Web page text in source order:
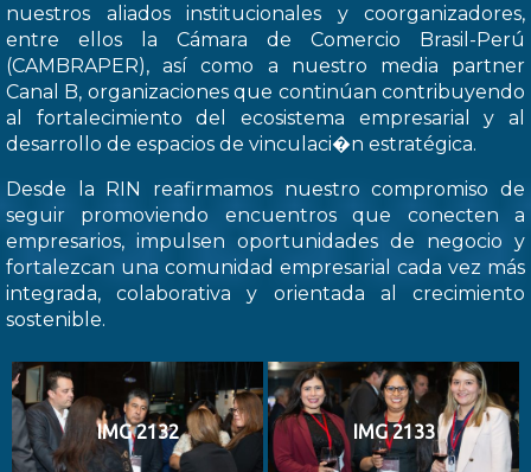
nuestros aliados institucionales y coorganizadores,
entre ellos la Cámara de Comercio Brasil-Perú
(CAMBRAPER), así como a nuestro media partner
Canal B, organizaciones que continúan contribuyendo
al fortalecimiento del ecosistema empresarial y al
desarrollo de espacios de vinculaci�n estratégica.
Desde la RIN reafirmamos nuestro compromiso de
seguir promoviendo encuentros que conecten a
empresarios, impulsen oportunidades de negocio y
fortalezcan una comunidad empresarial cada vez más
integrada, colaborativa y orientada al crecimiento
sostenible.
IMG 2132 IMG 2133